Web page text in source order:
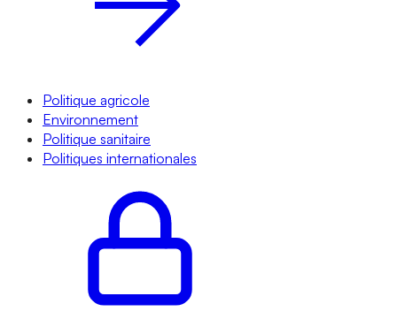
Politique agricole
Environnement
Politique sanitaire
Politiques internationales